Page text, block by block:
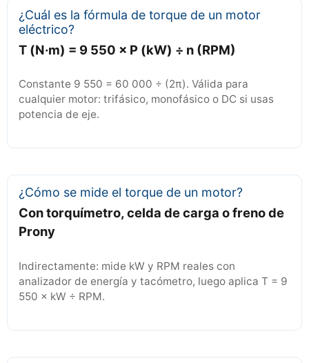
¿Cuál es la fórmula de torque de un motor
eléctrico?
T (N·m) = 9 550 × P (kW) ÷ n (RPM)
Constante 9 550 = 60 000 ÷ (2π). Válida para
cualquier motor: trifásico, monofásico o DC si usas
potencia de eje.
¿Cómo se mide el torque de un motor?
Con torquímetro, celda de carga o freno de
Prony
Indirectamente: mide kW y RPM reales con
analizador de energía y tacómetro, luego aplica T = 9
550 × kW ÷ RPM.